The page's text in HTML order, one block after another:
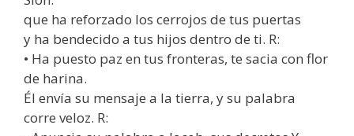
que ha reforzado los cerrojos de tus puertas
y ha bendecido a tus hijos dentro de ti. R:
• Ha puesto paz en tus fronteras, te sacia con flor
de harina.
Él envía su mensaje a la tierra, y su palabra
corre veloz. R: